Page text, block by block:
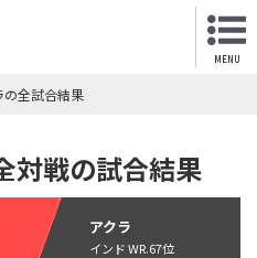
MENU
の全試合結果
対戦の試合結果
アクラ
インド WR.67位